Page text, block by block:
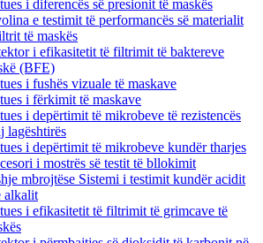
i diferencës së presionit të maskës
e testimit të performancës së materialit
të maskës
i efikasitetit të filtrimit të baktereve
(BFE)
i fushës vizuale të maskave
i fërkimit të maskave
i depërtimit të mikrobeve të rezistencës
lagështirës
i depërtimit të mikrobeve kundër tharjes
i mostrës së testit të bllokimit
mbrojtëse Sistemi i testimit kundër acidit
alkalit
i efikasitetit të filtrimit të grimcave të